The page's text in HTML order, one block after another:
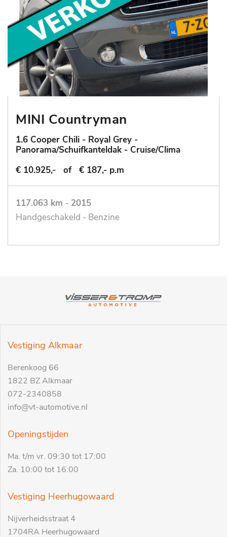
MINI Countryman
1.6 Cooper Chili - Royal Grey -
Panorama/Schuifkanteldak - Cruise/Clima
€ 10.925,-
of € 187,- p.m
117.063 km - 2015
Handgeschakeld - Benzine
Vestiging Alkmaar
Berenkoog 66
1822 BZ Alkmaar
072-2340858
info@vt-automotive.nl
Openingstijden
Ma. t/m vr. 09:30 tot 17:00
Za. 10:00 tot 16:00
Vestiging Heerhugowaard
Nijverheidsstraat 4
1704RA Heerhugowaard